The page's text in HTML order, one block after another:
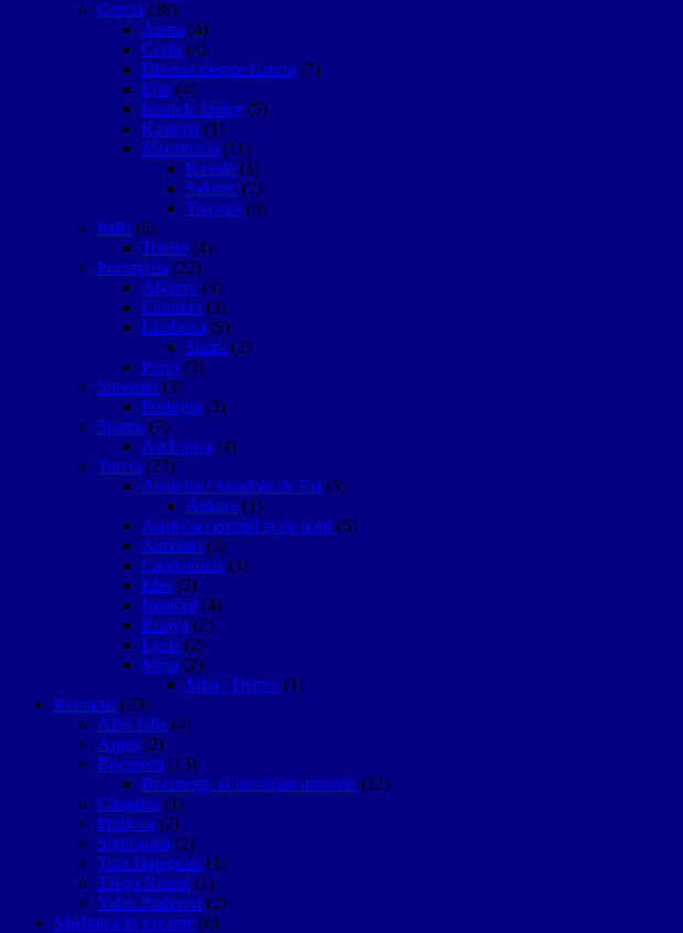
Grecia (38)
Atena (4)
Corfu (4)
Diverse despre Grecia (7)
Epir (4)
Insulele Ionice (5)
Kastoria (1)
Macedonia (11)
Kavala (1)
Salonic (2)
Thassos (3)
Italia (6)
Trieste (4)
Portugalia (22)
Algarve (3)
Coimbra (3)
Lisabona (9)
Sintra (2)
Porto (3)
Slovenia (3)
Postojna (3)
Spania (7)
Andalusia (4)
Turcia (27)
Anatolia / Anadolu de Est (5)
Ankara (1)
Anatolia centrală și de nord (6)
Antiohia (3)
Cappadocia (1)
Efes (2)
Istanbul (4)
Konya (2)
Lycia (2)
Myra (2)
Mira / Demre (1)
Romania (29)
Alba Iulia (4)
Argeș (2)
București (13)
București, să luminăm umbrele (12)
Câmpina (1)
Prahova (2)
Sighişoara (2)
Țara Hațegului (1)
Târgu Neamţ (1)
Valea Prahovei (2)
Sănătatea în vacanțe (6)